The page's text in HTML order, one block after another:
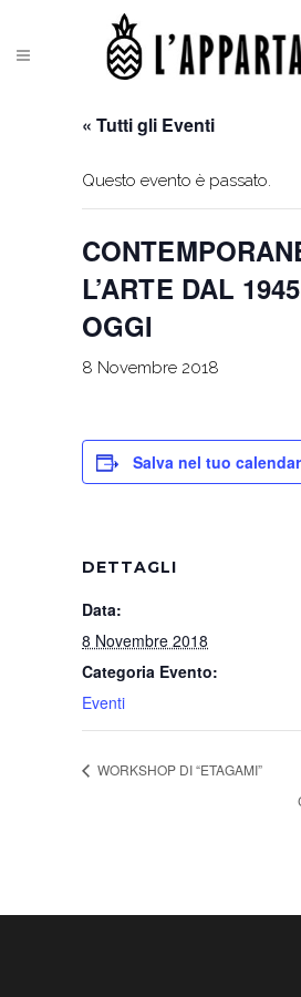
« Tutti gli Eventi
Questo evento è passato.
L’ARTE DAL
OGGI
8 Novembre 2018
Salva nel tuo
DETTAGLI
Data:
8 Novembre 2018
Categoria Evento:
Eventi
WORKSHOP DI “ETAGAMI”